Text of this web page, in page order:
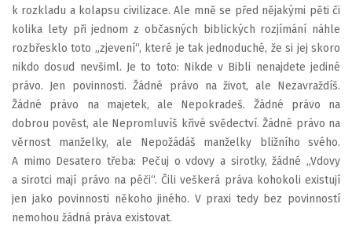
k rozkladu a kolapsu civilizace. Ale mně se před nějakými pěti či
kolika lety při jednom z občasných biblických rozjímání náhle
rozbřesklo toto „zjevení“, které je tak jednoduché, že si jej skoro
nikdo dosud nevšiml. Je to toto: Nikde v Bibli nenajdete jediné
právo. Jen povinnosti. Žádné právo na život, ale Nezavraždíš.
Žádné právo na majetek, ale Nepokradeš. Žádné právo na
dobrou pověst, ale Nepromluvíš křivé svědectví. Žádné právo na
věrnost manželky, ale Nepožádáš manželky bližního svého.
A mimo Desatero třeba: Pečuj o vdovy a sirotky, žádné „Vdovy
a sirotci mají právo na péči“. Čili veškerá práva kohokoli existují
jen jako povinnosti někoho jiného. V praxi tedy bez povinností
nemohou žádná práva existovat.